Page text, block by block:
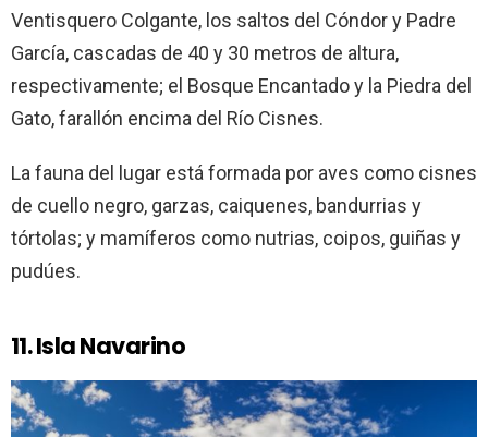
Ventisquero Colgante, los saltos del Cóndor y Padre
García, cascadas de 40 y 30 metros de altura,
respectivamente; el Bosque Encantado y la Piedra del
Gato, farallón encima del Río Cisnes.
La fauna del lugar está formada por aves como cisnes
de cuello negro, garzas, caiquenes, bandurrias y
tórtolas; y mamíferos como nutrias, coipos, guiñas y
pudúes.
11. Isla Navarino